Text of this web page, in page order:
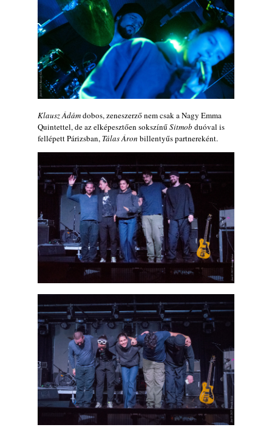
Klausz Ádámdobos, zeneszerző nem csak a Nagy Emma
Quintettel, de az elképesztően sokszínűSitmob duóval is
fellépett Párizsban, Tálas Áron billentyűs partnereként.